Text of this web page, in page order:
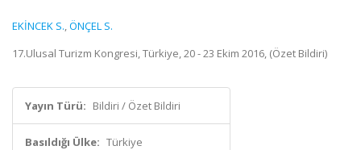
EKİNCEK S.,ÖNÇEL S.
17.Ulusal Turizm Kongresi, Türkiye, 20 - 23 Ekim 2016, (Özet Bildiri)
Yayın Türü: Bildiri / Özet Bildiri
Basıldığı Ülke: Türkiye